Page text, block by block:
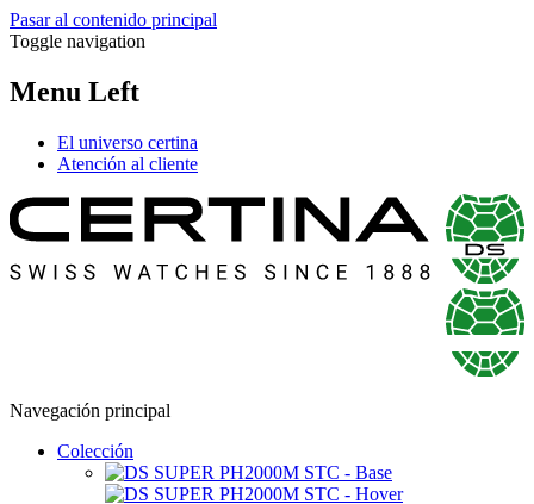
Pasar al contenido principal
Toggle navigation
Menu Left
El universo certina
Atención al cliente
Navegación principal
Colección